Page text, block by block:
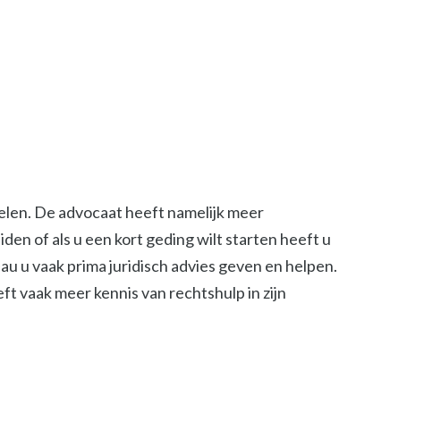
De advocaat heeft namelijk meer
of als u een kort geding wilt starten heeft u
u vaak prima juridisch advies geven en helpen.
vaak meer kennis van rechtshulp in zijn